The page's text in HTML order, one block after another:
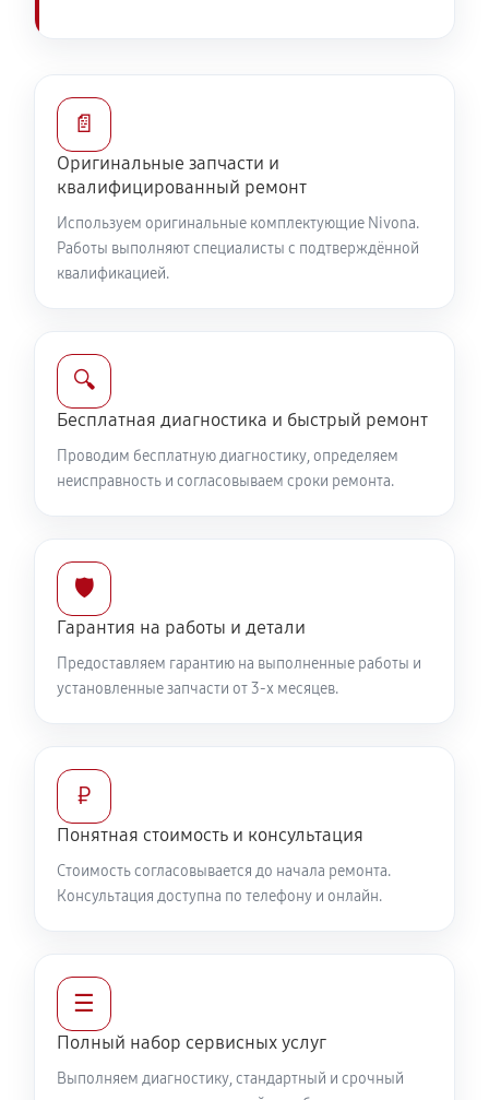
📄
Оригинальные запчасти и
квалифицированный ремонт
Используем оригинальные комплектующие Nivona.
Работы выполняют специалисты с подтверждённой
квалификацией.
🔍
Бесплатная диагностика и быстрый ремонт
Проводим бесплатную диагностику, определяем
неисправность и согласовываем сроки ремонта.
🛡️
Гарантия на работы и детали
Предоставляем гарантию на выполненные работы и
установленные запчасти от 3-х месяцев.
₽
Понятная стоимость и консультация
Стоимость согласовывается до начала ремонта.
Консультация доступна по телефону и онлайн.
☰
Полный набор сервисных услуг
Выполняем диагностику, стандартный и срочный